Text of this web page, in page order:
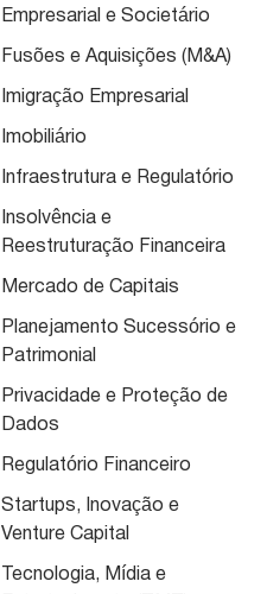
Empresarial e Societário
Fusões e Aquisições (M&A)
Imigração Empresarial
Imobiliário
Infraestrutura e Regulatório
Insolvência e
Reestruturação Financeira
Mercado de Capitais
Planejamento Sucessório e
Patrimonial
Privacidade e Proteção de
Dados
Regulatório Financeiro
Startups, Inovação e
Venture Capital
Tecnologia, Mídia e